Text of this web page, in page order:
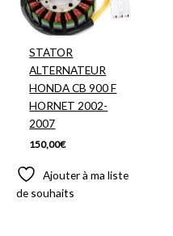
STATOR
ALTERNATEUR
HONDA CB 900 F
HORNET 2002-
2007
150,00€
Ajouter à ma liste
de souhaits